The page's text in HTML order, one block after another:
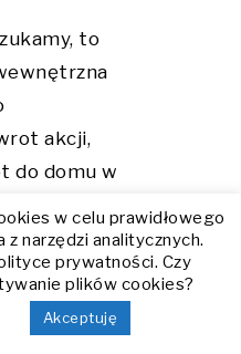
to
akcji,
do domu w
jak
z
odzyskują
w celu prawidłowego
z narzędzi analitycznych.
prywatności. Czy
plików cookies?
Akceptuję